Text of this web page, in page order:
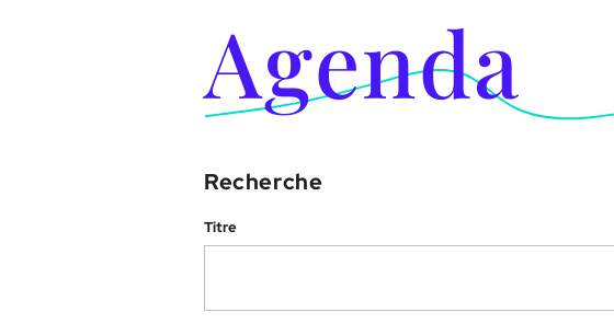
Agenda
Recherche
Titre